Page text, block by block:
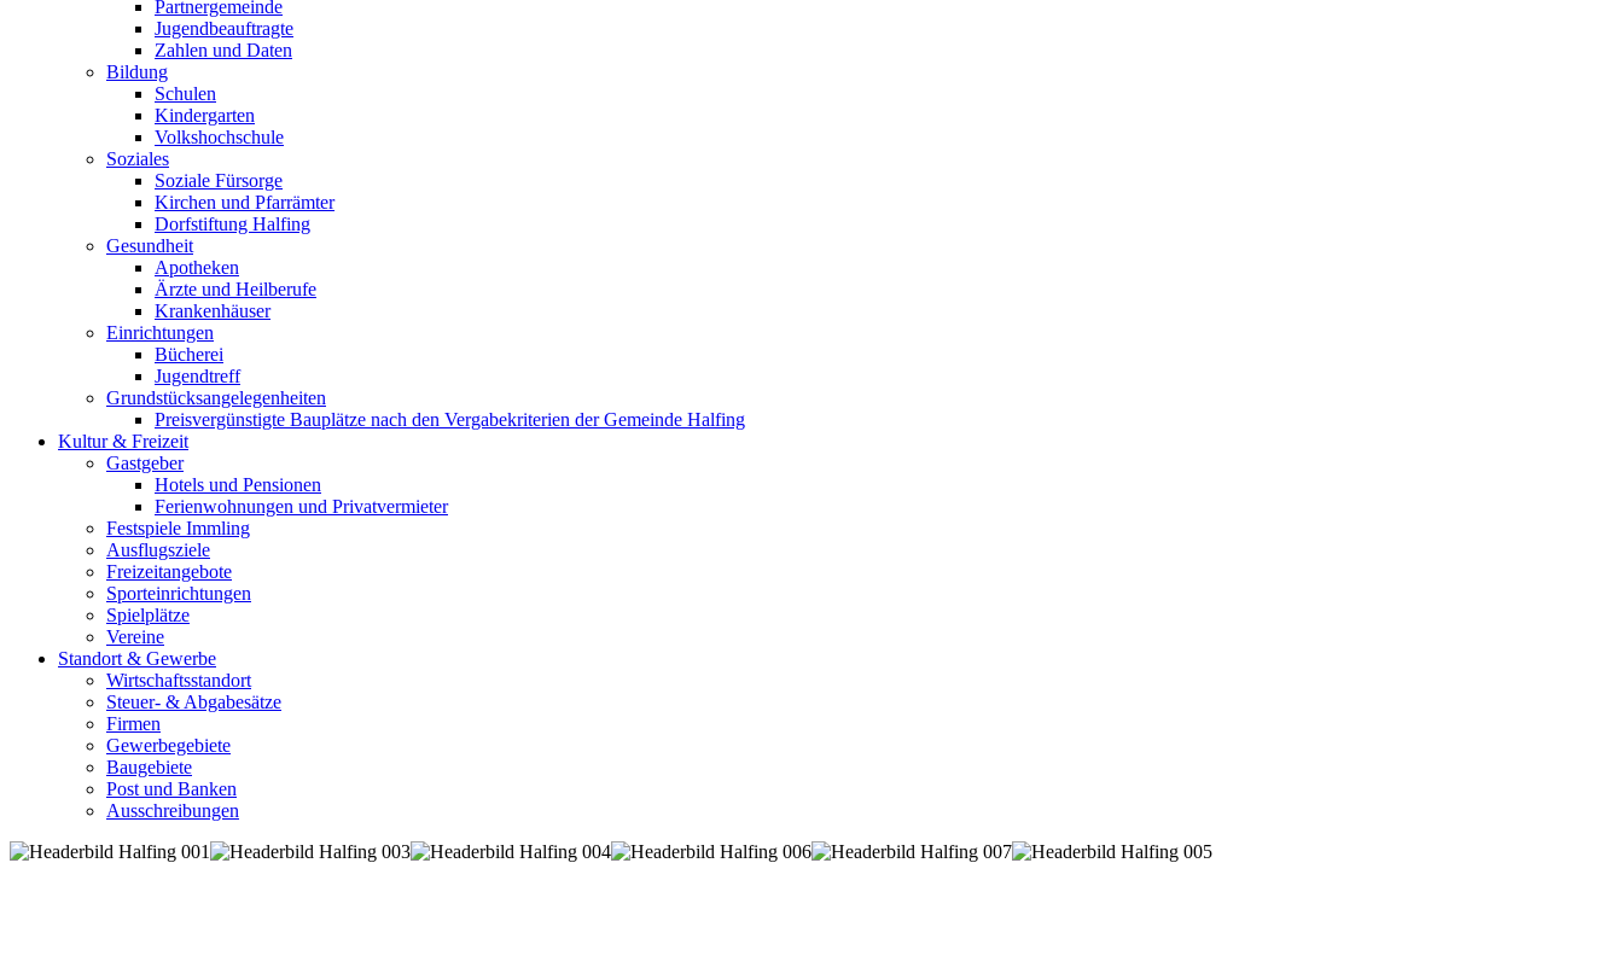
Partnergemeinde
Jugendbeauftragte
Zahlen und Daten
Bildung
Schulen
Kindergarten
Volkshochschule
Soziales
Soziale Fürsorge
Kirchen und Pfarrämter
Dorfstiftung Halfing
Gesundheit
Apotheken
Ärzte und Heilberufe
Krankenhäuser
Einrichtungen
Bücherei
Jugendtreff
Grundstücksangelegenheiten
Preisvergünstigte Bauplätze nach den Vergabekriterien der Gemeinde Halfing
Kultur & Freizeit
Gastgeber
Hotels und Pensionen
Ferienwohnungen und Privatvermieter
Festspiele Immling
Ausflugsziele
Freizeitangebote
Sporteinrichtungen
Spielplätze
Vereine
Standort & Gewerbe
Wirtschaftsstandort
Steuer- & Abgabesätze
Firmen
Gewerbegebiete
Baugebiete
Post und Banken
Ausschreibungen